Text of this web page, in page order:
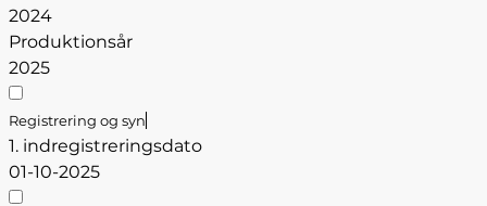
2024
Produktionsår
2025
Registrering og syn
1. indregistreringsdato
01-10-2025